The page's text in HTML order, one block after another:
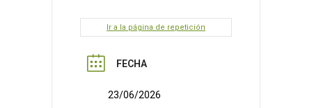
Ir a la página de repetición
FECHA
23/06/2026